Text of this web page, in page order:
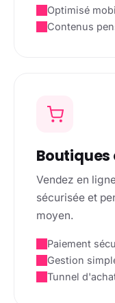
Optimisé
Contenus
Vendez en
sécurisée et
moyen.
Paiement
Gestion
Tunnel